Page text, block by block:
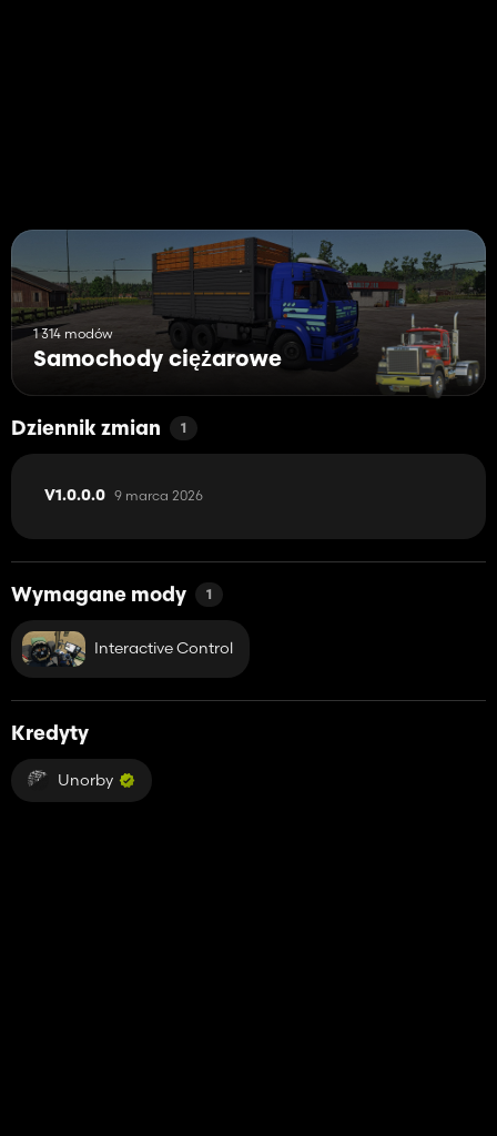
1 314 modów
Samochody ciężarowe
Dziennik zmian 1
V1.0.0.0 9 marca 2026
Wymagane mody 1
Interactive Control
Kredyty
Unorby